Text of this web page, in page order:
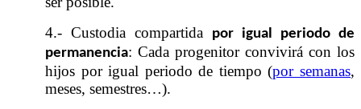
4.- Custodia compartida
por igual periodo de
permanencia: Cada progenitor convivirá con los
hijos por igual periodo de tiempo (por semanas,
meses, semestres…).